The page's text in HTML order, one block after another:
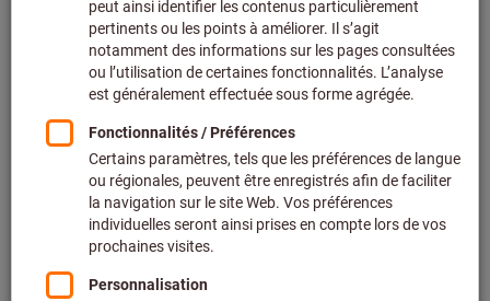
Prix par 1 Unité
+ TVA en vigueurPrix et frais de livraison
Prix personnalisés pour les clients professionnels après
connexion.
Echelle de prix: